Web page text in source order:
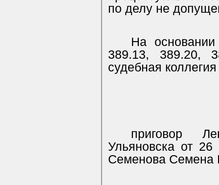
по делу не
На основании
389.13, 389.20,
судебная коллегия
приговор
Ульяновска от
Семенова Семена